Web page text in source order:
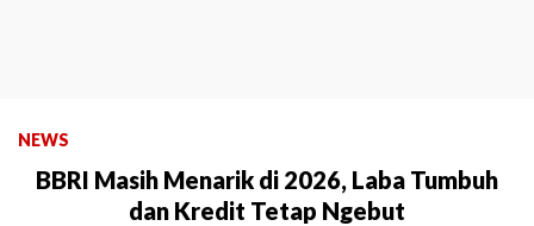
NEWS
BBRI Masih Menarik di 2026, Laba Tumbuh
dan Kredit Tetap Ngebut